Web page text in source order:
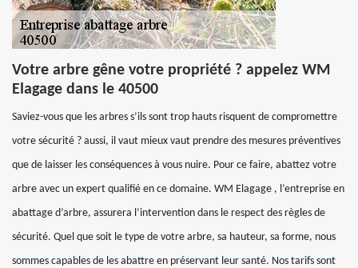
Votre arbre gêne votre propriété ? appelez WM
Elagage dans le 40500
Saviez-vous que les arbres s’ils sont trop hauts risquent de compromettre
votre sécurité ? aussi, il vaut mieux vaut prendre des mesures préventives
que de laisser les conséquences à vous nuire. Pour ce faire, abattez votre
arbre avec un expert qualifié en ce domaine. WM Elagage , l’entreprise en
abattage d’arbre, assurera l’intervention dans le respect des règles de
sécurité. Quel que soit le type de votre arbre, sa hauteur, sa forme, nous
sommes capables de les abattre en préservant leur santé. Nos tarifs sont